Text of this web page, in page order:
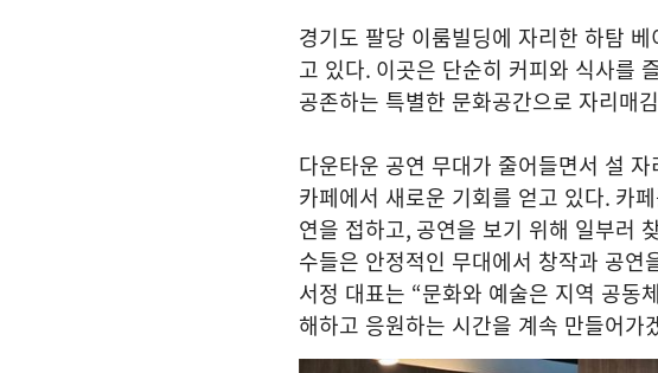
경기도 팔당 이룸빌딩에 자리한 하탐
고 있다. 이곳은 단순히 커피와 식사를
공존하는 특별한 문화공간으로 자리매
다운타운 공연 무대가 줄어들면서 설
카페에서 새로운 기회를 얻고 있다. 카
연을 접하고, 공연을 보기 위해 일부러
수들은 안정적인 무대에서 창작과 공
서정 대표는 “문화와 예술은 지역 공동
해하고 응원하는 시간을 계속 만들어가